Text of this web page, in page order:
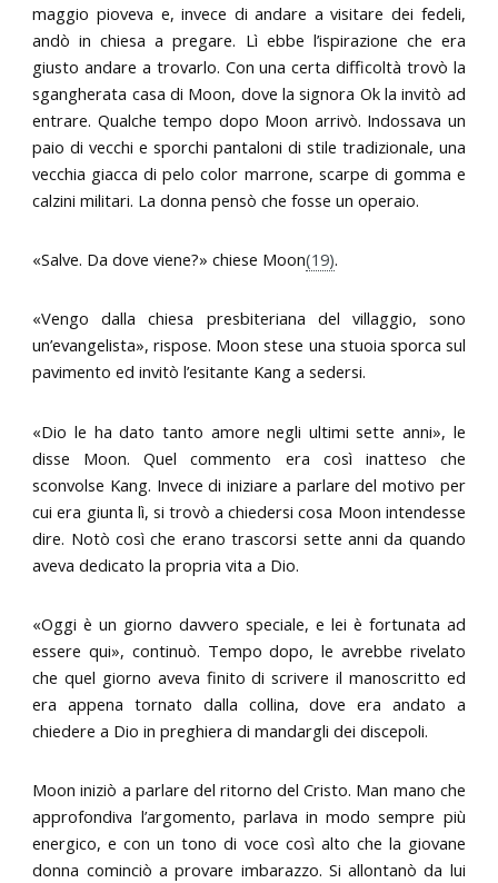
maggio pioveva e, invece di andare a visitare dei fedeli,
andò in chiesa a pregare. Lì ebbe l’ispirazione che era
giusto andare a trovarlo. Con una certa difficoltà trovò la
sgangherata casa di Moon, dove la signora Ok la invitò ad
entrare. Qualche tempo dopo Moon arrivò. Indossava un
paio di vecchi e sporchi pantaloni di stile tradizionale, una
vecchia giacca di pelo color marrone, scarpe di gomma e
calzini militari. La donna pensò che fosse un operaio.
«Salve. Da dove viene?» chiese Moon(19).
«Vengo dalla chiesa presbiteriana del villaggio, sono
un’evangelista», rispose. Moon stese una stuoia sporca sul
pavimento ed invitò l’esitante Kang a sedersi.
«Dio le ha dato tanto amore negli ultimi sette anni», le
disse Moon. Quel commento era così inatteso che
sconvolse Kang. Invece di iniziare a parlare del motivo per
cui era giunta lì, si trovò a chiedersi cosa Moon intendesse
dire. Notò così che erano trascorsi sette anni da quando
aveva dedicato la propria vita a Dio.
«Oggi è un giorno davvero speciale, e lei è fortunata ad
essere qui», continuò. Tempo dopo, le avrebbe rivelato
che quel giorno aveva finito di scrivere il manoscritto ed
era appena tornato dalla collina, dove era andato a
chiedere a Dio in preghiera di mandargli dei discepoli.
Moon iniziò a parlare del ritorno del Cristo. Man mano che
approfondiva l’argomento, parlava in modo sempre più
energico, e con un tono di voce così alto che la giovane
donna cominciò a provare imbarazzo. Si allontanò da lui